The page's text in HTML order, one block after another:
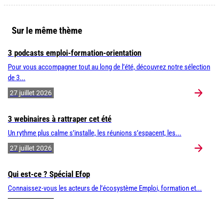
Sur le même thème
3 podcasts emploi-formation-orientation
Pour vous accompagner tout au long de l’été, découvrez notre sélection
de 3...
27 juillet 2026
3 webinaires à rattraper cet été
Un rythme plus calme s’installe, les réunions s’espacent, les...
27 juillet 2026
Qui est-ce ? Spécial Efop
Connaissez-vous les acteurs de l’écosystème Emploi, formation et...